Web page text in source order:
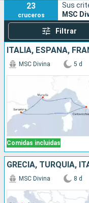
23
cruceros
Sus
MSC
Filtrar
ITALIA, ESPAÑA,
Comidas incluidas
MSC Divina 5 d
GRECIA, TURQUÍA,
MSC Divina 8 d